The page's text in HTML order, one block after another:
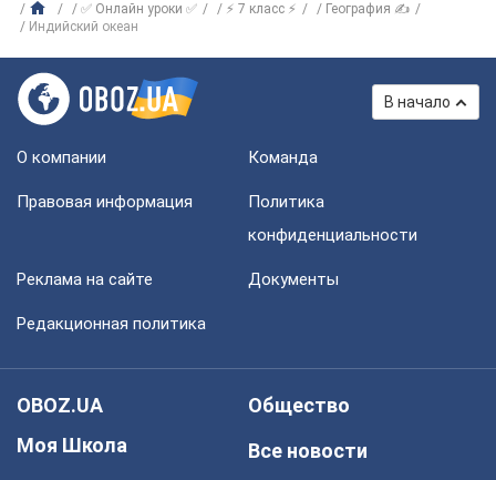
✅ Онлайн уроки ✅ ⚡ 7 класс ⚡
География ✍
Индийский океан
В начало
О компании Команда
Правовая информация
Политика
конфиденциальности
Реклама на сайте Документы
Редакционная политика
OBOZ.UA
Моя Школа
Общество
Все новости